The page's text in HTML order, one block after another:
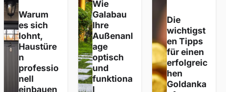
Warum
es sich
lohnt,
Haustüre
n
professio
nell
einbauen
Wie
Galabau
Ihre
Außenanl
age
optisch
und
funktiona
l
Die
wichtigst
en Tipps
für einen
erfolgreic
hen
Goldanka